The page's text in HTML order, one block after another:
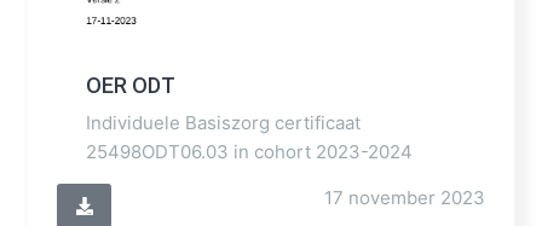
OER ODT
Individuele Basiszorg certificaat
25498ODT06.03 in cohort 2023-2024
17 november 2023